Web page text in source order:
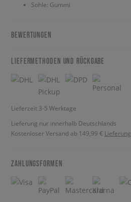
Sohle: Gummi
BEWERTUNGEN
LIEFERMETHODEN UND RÜCKGABE
Lieferzeit 3-5 Werktage
Lieferung nur innerhalb Deutschlands
Kostenloser Versand ab 149,99 € Lieferung
ZAHLUNGSFORMEN